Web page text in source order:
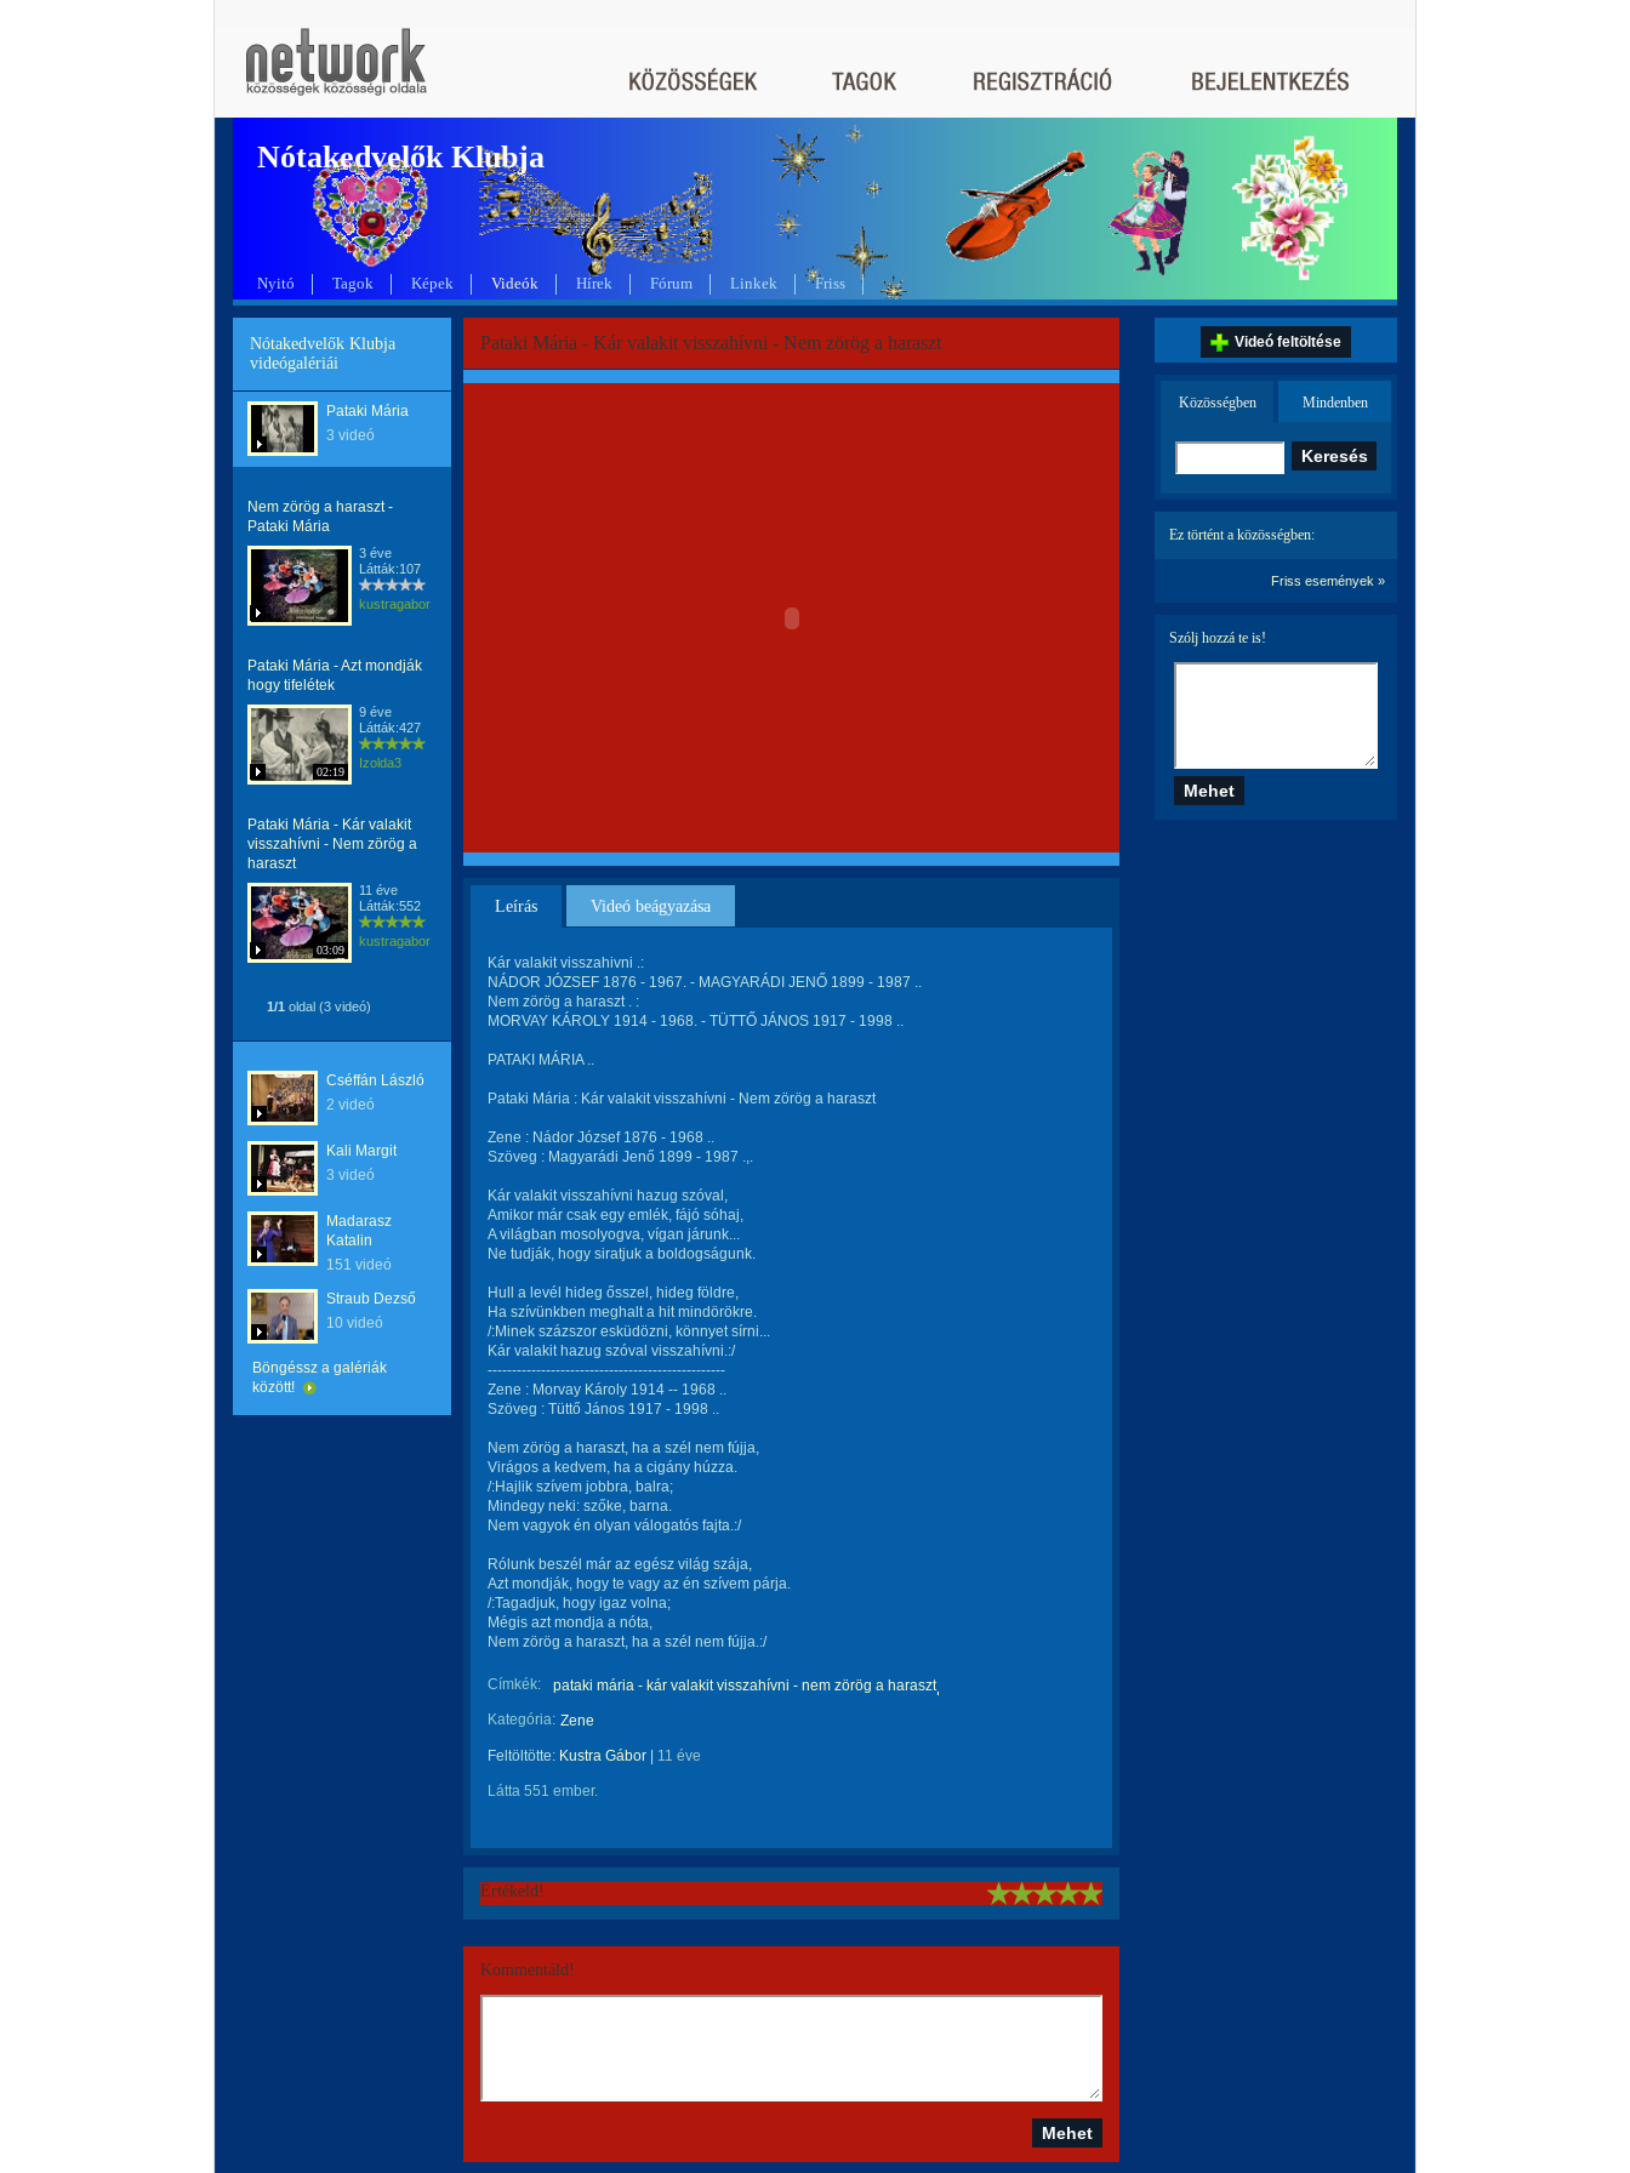
Nótakedvelők Klubja
Nyitó Tagok Képek Videók Hírek Fórum Linkek Friss
Nótakedvelők Klubja
videógalériái
Pataki Mária
3 videó
Nem zörög a haraszt -
Pataki Mária
3 éve
Látták:107
kustragabor
Pataki Mária - Azt mondják
hogy tifelétek
02:19
9 éve
Látták:427
Izolda3
Pataki Mária - Kár valakit
visszahívni - Nem zörög a
haraszt
03:09
11 éve
Látták:552
kustragabor
1/1 oldal (3 videó)
Cséffán László
2 videó
Kali Margit
3 videó
Madarasz
Katalin
151 videó
Straub Dezső
10 videó
Böngéssz a galériák
között!
Pataki Mária - Kár valakit visszahívni - Nem zörög a haraszt
Leírás Videó beágyazása
Kár valakit visszahivni .:
NÁDOR JÓZSEF 1876 - 1967. - MAGYARÁDI JENŐ 1899 - 1987 ..
Nem zörög a haraszt . :
MORVAY KÁROLY 1914 - 1968. - TÜTTŐ JÁNOS 1917 - 1998 ..
PATAKI MÁRIA ..
Pataki Mária : Kár valakit visszahívni - Nem zörög a haraszt
Zene : Nádor József 1876 - 1968 ..
Szöveg : Magyarádi Jenő 1899 - 1987 .,.
Kár valakit visszahívni hazug szóval,
Amikor már csak egy emlék, fájó sóhaj,
A világban mosolyogva, vígan járunk...
Ne tudják, hogy siratjuk a boldogságunk.
Hull a levél hideg ősszel, hideg földre,
Ha szívünkben meghalt a hit mindörökre.
/:Minek százszor esküdözni, könnyet sírni...
Kár valakit hazug szóval visszahívni.:/
-------------------------------------------------
Zene : Morvay Károly 1914 -- 1968 ..
Szöveg : Tüttő János 1917 - 1998 ..
Nem zörög a haraszt, ha a szél nem fújja,
Virágos a kedvem, ha a cigány húzza.
/:Hajlik szívem jobbra, balra;
Mindegy neki: szőke, barna.
Nem vagyok én olyan válogatós fajta.:/
Rólunk beszél már az egész világ szája,
Azt mondják, hogy te vagy az én szívem párja.
/:Tagadjuk, hogy igaz volna;
Mégis azt mondja a nóta,
Nem zörög a haraszt, ha a szél nem fújja.:/
Címkék:
pataki mária - kár valakit visszahívni - nem zörög a haraszt
Kategória: Zene
Feltöltötte: Kustra Gábor 11 éve
Látta 551 ember.
Értékeld!
Kommentáld!
Videó feltöltése
Közösségben Mindenben
Ez történt a közösségben:
Friss események »
Szólj hozzá te is!